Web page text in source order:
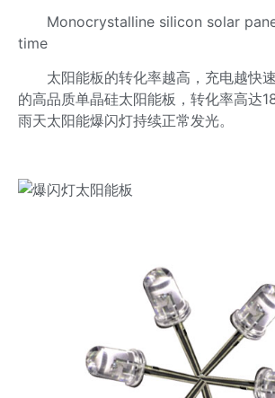
Monocrystalline silicon solar
time
太阳能板的转化率越高，充电越快速
的高品质单晶硅太阳能板，转化率高达
雨天太阳能爆闪灯持续正常发光。